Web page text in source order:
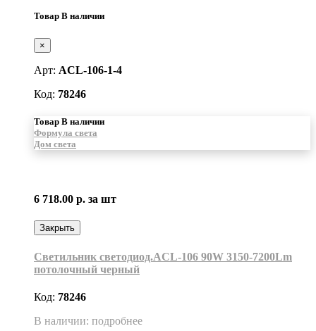
Товар В наличии
×
Арт: ACL-106-1-4
Код: 78246
Товар В наличии
Формула света
Дом света
6 718.00 р. за шт
Закрыть
Светильник светодиод.ACL-106 90W 3150-7200Lm
потолочный черный
Код: 78246
В наличии: подробнее